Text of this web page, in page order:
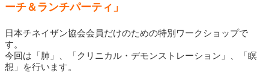
ーチ＆ランチパーティ 」
日本チネイザン協会会員だけのための特別ワークショップで
す。
今回は「肺」、「クリニカル・デモンストレーション」、「瞑
想」を行います。